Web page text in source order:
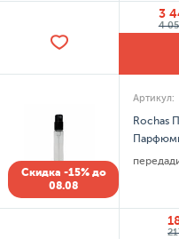
3
4
Скидка -15% до
08.08
Артикул:
Rochas